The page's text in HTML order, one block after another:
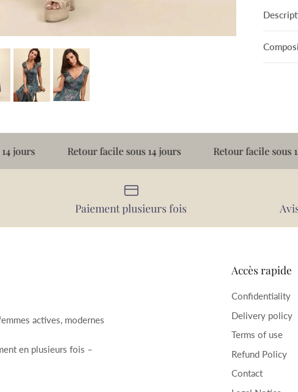
Retour facile sous 14 jours Retour facile sous 14 jours
Paiement plusieurs fois
actives, modernes
en plusieurs fois –
Accès rapide
Confidentiality
Delivery policy
Terms of use
Refund Policy
Contact